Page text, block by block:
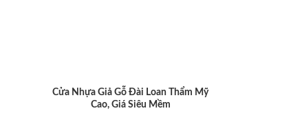
Cửa Nhựa Giả Gỗ Đài Loan Thẩm Mỹ
Cao, Giá Siêu Mềm